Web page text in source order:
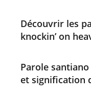
Découvrir les
knockin’ on
Parole
et signification